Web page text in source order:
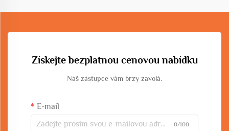
Získejte bezplatnou cenovou nabídku
Náš zástupce vám brzy zavolá.
E-mail
0/100